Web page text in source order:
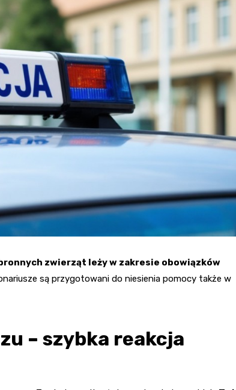
Fryzjer
Poczta
zwierząt leży w zakresie obowiązków
są przygotowani do niesienia pomocy także w
– szybka reakcja